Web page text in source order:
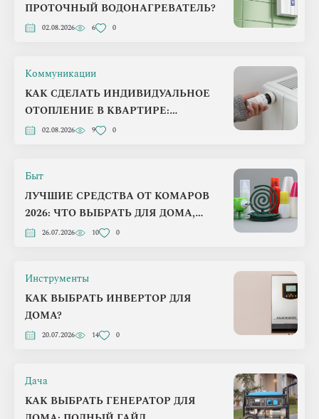
ПРОТОЧНЫЙ ВОДОНАГРЕВАТЕЛЬ?
02.08.2026 6 0
Коммуникации
КАК СДЕЛАТЬ ИНДИВИДУАЛЬНОЕ
ОТОПЛЕНИЕ В КВАРТИРЕ:
ПОШАГОВЫЙ ПЛАН НА 2026 ГОД
02.08.2026 9 0
Быт
ЛУЧШИЕ СРЕДСТВА ОТ КОМАРОВ
2026: ЧТО ВЫБРАТЬ ДЛЯ ДОМА,
ДАЧИ И ПРИРОДЫ
26.07.2026 10 0
Инструменты
КАК ВЫБРАТЬ ИНВЕРТОР ДЛЯ
ДОМА?
20.07.2026 14 0
Дача
КАК ВЫБРАТЬ ГЕНЕРАТОР ДЛЯ